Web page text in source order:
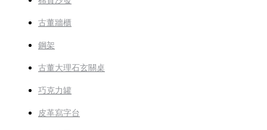
古董牆櫃
鋼架
古董大理石玄關桌
巧克力罐
皮革寫字台